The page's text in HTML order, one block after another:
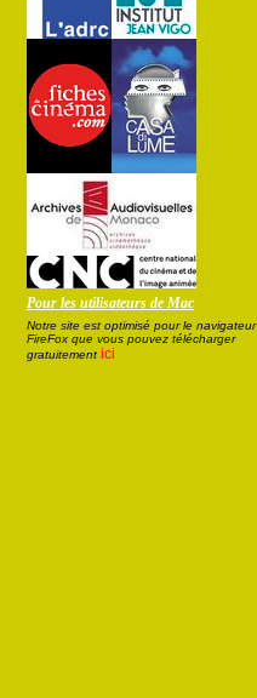
Pour les utilisateurs de Mac
Notre site est optimisé pour le navigateur
FireFox que vous pouvez télécharger
gratuitement ici